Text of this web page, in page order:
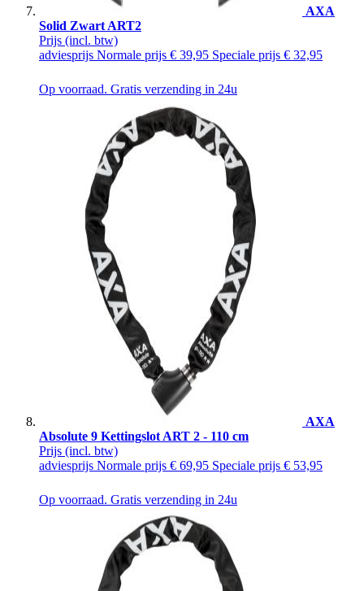
AXA
Solid Zwart ART2
Prijs (incl. btw)
adviesprijs Normale prijs € 39,95 Speciale prijs € 32,95
Op voorraad. Gratis verzending in 24u
AXA
Absolute 9 Kettingslot ART 2 - 110 cm
Prijs (incl. btw)
adviesprijs Normale prijs € 69,95 Speciale prijs € 53,95
Op voorraad. Gratis verzending in 24u